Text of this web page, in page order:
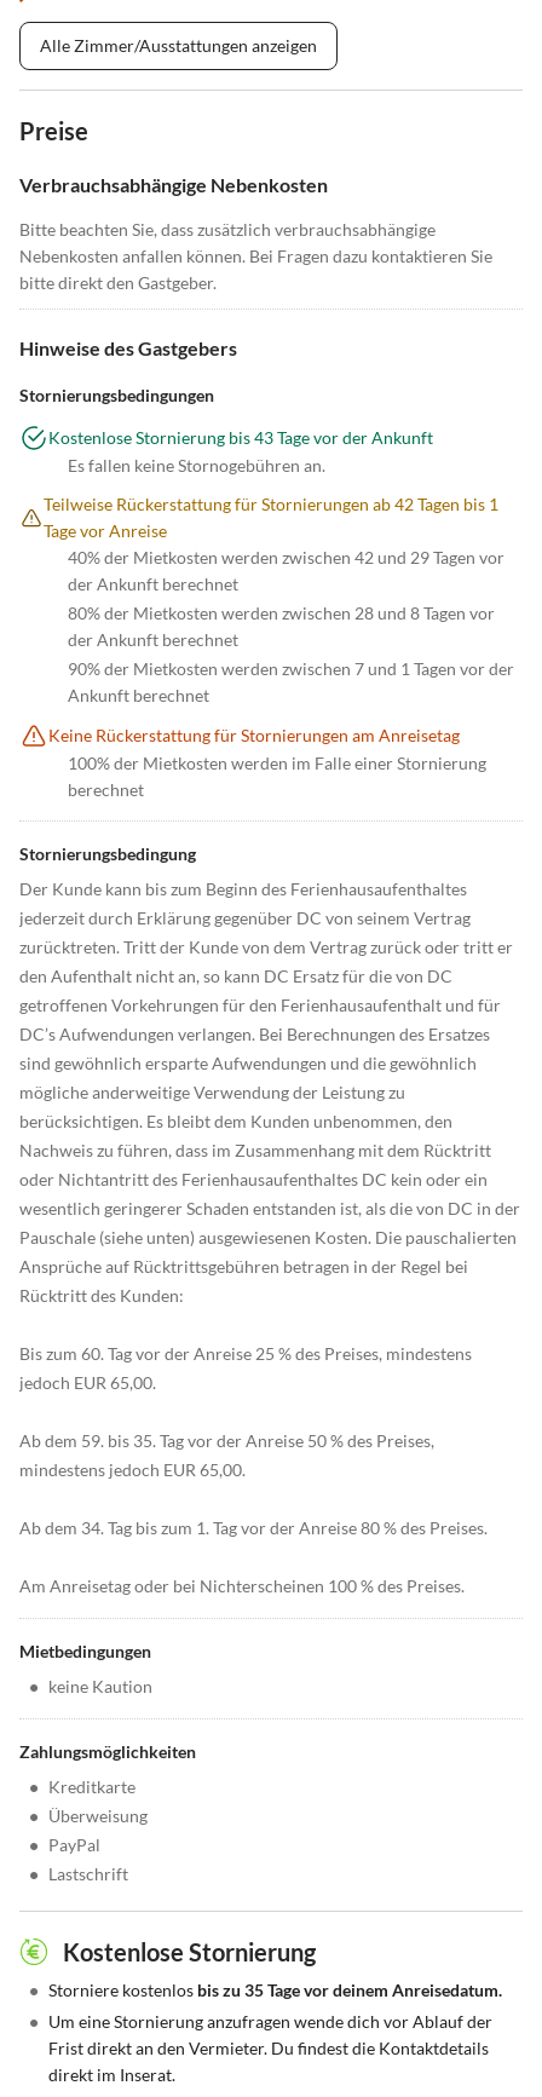
Alle Zimmer/Ausstattungen anzeigen
Preise
Verbrauchsabhängige Nebenkosten
Bitte beachten Sie, dass zusätzlich verbrauchsabhängige
Nebenkosten anfallen können. Bei Fragen dazu kontaktieren Sie
bitte direkt den Gastgeber.
Hinweise des Gastgebers
Stornierungsbedingungen
Kostenlose Stornierung bis 43 Tage vor der Ankunft
Es fallen keine Stornogebühren an.
Teilweise Rückerstattung für Stornierungen ab 42 Tagen bis 1
Tage vor Anreise
40% der Mietkosten werden zwischen 42 und 29 Tagen vor
der Ankunft berechnet
80% der Mietkosten werden zwischen 28 und 8 Tagen vor
der Ankunft berechnet
90% der Mietkosten werden zwischen 7 und 1 Tagen vor der
Ankunft berechnet
Keine Rückerstattung für Stornierungen am Anreisetag
100% der Mietkosten werden im Falle einer Stornierung
berechnet
Stornierungsbedingung
Der Kunde kann bis zum Beginn des Ferienhausaufenthaltes
jederzeit durch Erklärung gegenüber DC von seinem Vertrag
zurücktreten. Tritt der Kunde von dem Vertrag zurück oder tritt er
den Aufenthalt nicht an, so kann DC Ersatz für die von DC
getroffenen Vorkehrungen für den Ferienhausaufenthalt und für
DC’s Aufwendungen verlangen. Bei Berechnungen des Ersatzes
sind gewöhnlich ersparte Aufwendungen und die gewöhnlich
mögliche anderweitige Verwendung der Leistung zu
berücksichtigen. Es bleibt dem Kunden unbenommen, den
Nachweis zu führen, dass im Zusammenhang mit dem Rücktritt
oder Nichtantritt des Ferienhausaufenthaltes DC kein oder ein
wesentlich geringerer Schaden entstanden ist, als die von DC in der
Pauschale (siehe unten) ausgewiesenen Kosten. Die pauschalierten
Ansprüche auf Rücktrittsgebühren betragen in der Regel bei
Rücktritt des Kunden:
Bis zum 60. Tag vor der Anreise 25 % des Preises, mindestens
jedoch EUR 65,00.
Ab dem 59. bis 35. Tag vor der Anreise 50 % des Preises,
mindestens jedoch EUR 65,00.
Ab dem 34. Tag bis zum 1. Tag vor der Anreise 80 % des Preises.
Am Anreisetag oder bei Nichterscheinen 100 % des Preises.
Mietbedingungen
• keine Kaution
Zahlungsmöglichkeiten
• Kreditkarte
• Überweisung
• PayPal
• Lastschrift
Kostenlose Stornierung
• Storniere kostenlos bis zu 35 Tage vor deinem Anreisedatum.
• Um eine Stornierung anzufragen wende dich vor Ablauf der
Frist direkt an den Vermieter. Du findest die Kontaktdetails
direkt im Inserat.